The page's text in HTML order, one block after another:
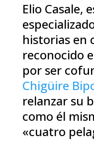
Elio Casale,
historias en
reconocido
por ser
Chigüire
relanzar su
como él
«cuatro